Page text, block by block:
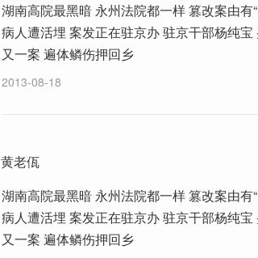
湖南高院最黑暗 永州法院都一样 篡改案由
病人遭活埋 案发正在驻京办 驻京干部杨纯
又一案 遍体鳞伤押回乡
2013-08-18
黄老佤
湖南高院最黑暗 永州法院都一样 篡改案由
病人遭活埋 案发正在驻京办 驻京干部杨纯
又一案 遍体鳞伤押回乡